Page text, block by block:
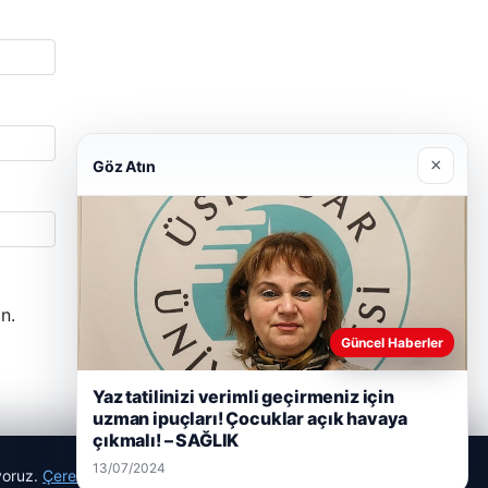
Çerez Politikamız
Göz Atın ×
Güncel Haberler
Yaz tatilinizi verimli geçirmeniz için
uzman ipuçları! Çocuklar açık havaya
çıkmalı! – SAĞLIK
13/07/2024